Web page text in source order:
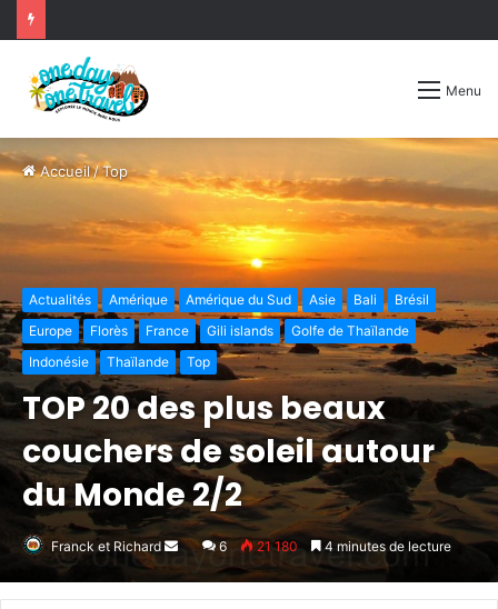
Menu
Accueil/Top
Actualités Amérique Amérique du Sud Asie Bali
Brésil
Europe
Florès France Gili islands
Golfe de Thaïlande
Indonésie
Thaïlande Top
TOP 20 des plus beaux
couchers de soleil autour
du Monde 2/2
Franck et Richard
Envoyer
un
courriel
6 21 180 4 minutes de lecture